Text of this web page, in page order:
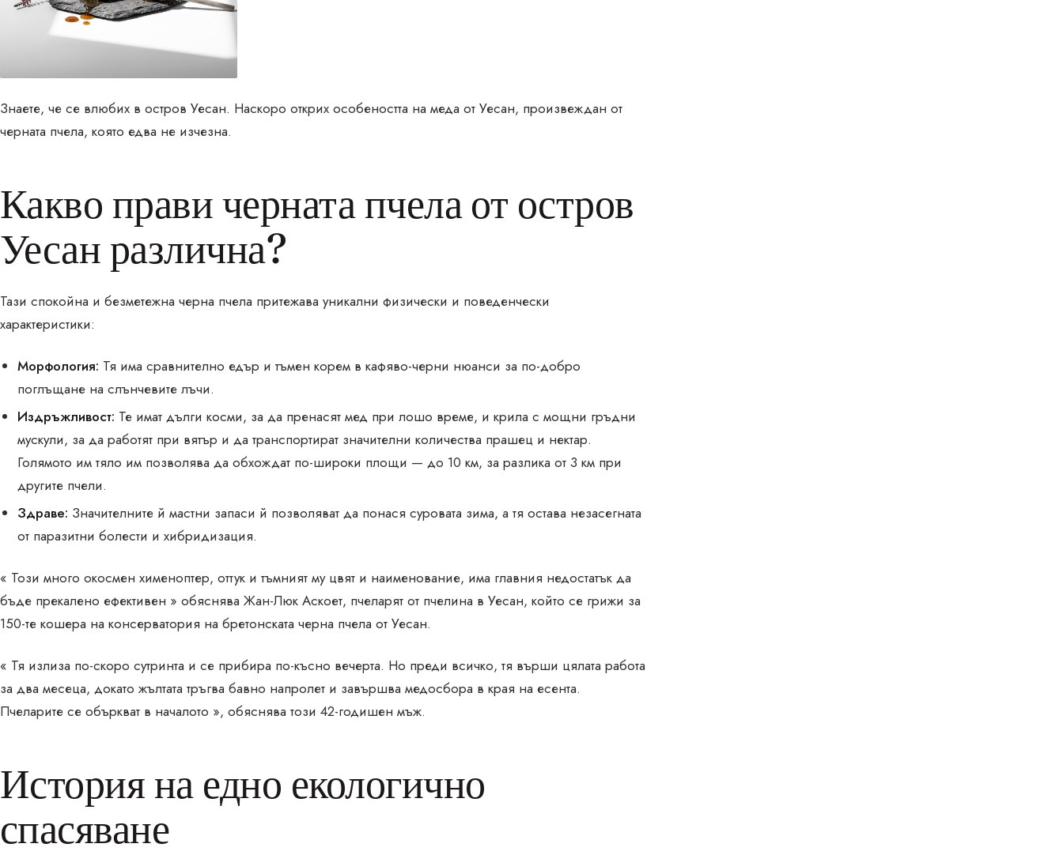
Знаете, че се влюбих в остров Уесан. Наскоро открих особеността на меда от Уесан, произвеждан от
черната пчела, която едва не изчезна.
Какво прави черната пчела от остров
Уесан различна?
Тази спокойна и безметежна черна пчела притежава уникални физически и поведенчески
характеристики:
Морфология: Тя има сравнително едър и тъмен корем в кафяво-черни нюанси за по-добро
поглъщане на слънчевите лъчи.
Издръжливост: Те имат дълги косми, за да пренасят мед при лошо време, и крила с мощни гръдни
мускули, за да работят при вятър и да транспортират значителни количества прашец и нектар.
Голямото им тяло им позволява да обхождат по-широки площи — до 10 км, за разлика от 3 км при
другите пчели.
Здраве: Значителните й мастни запаси й позволяват да понася суровата зима, а тя остава незасегната
от паразитни болести и хибридизация.
« Този много окосмен хименоптер, оттук и тъмният му цвят и наименование, има главния недостатък да
бъде прекалено ефективен » обяснява Жан-Люк Аскоет, пчеларят от пчелина в Уесан, който се грижи за
150-те кошера на консерватория на бретонската черна пчела от Уесан.
« Тя излиза по-скоро сутринта и се прибира по-късно вечерта. Но преди всичко, тя върши цялата работа
за два месеца, докато жълтата тръгва бавно напролет и завършва медосбора в края на есента.
Пчеларите се объркват в началото », обяснява този 42-годишен мъж.
История на едно екологично
спасяване